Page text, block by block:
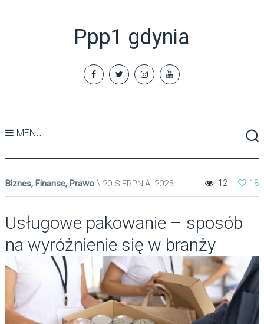
Ppp1 gdynia
MENU
Biznes, Finanse, Prawo 20 SIERPNIA, 2025 18
12
Usługowe pakowanie – sposób
na wyróżnienie się w branży